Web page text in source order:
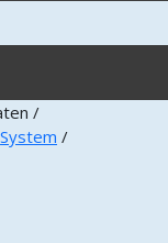
/
System /